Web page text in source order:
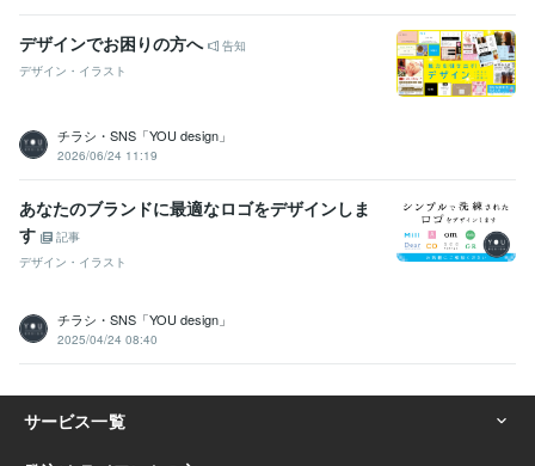
デザインでお困りの方へ
告知
デザイン・イラスト
チラシ・SNS「YOU design」
2026/06/24 11:19
あなたのブランドに最適なロゴをデザインしま
す
記事
デザイン・イラスト
チラシ・SNS「YOU design」
2025/04/24 08:40